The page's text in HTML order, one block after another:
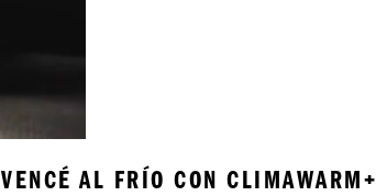
VENCÉ AL FRÍO CON CLIMAWARM+